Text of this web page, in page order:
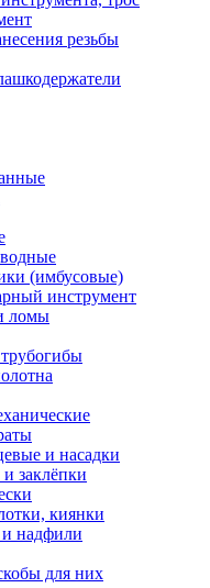
резьбы
(имбусовые)
инструмент
ломы
и насадки
заклёпки
киянки
надфили
для них